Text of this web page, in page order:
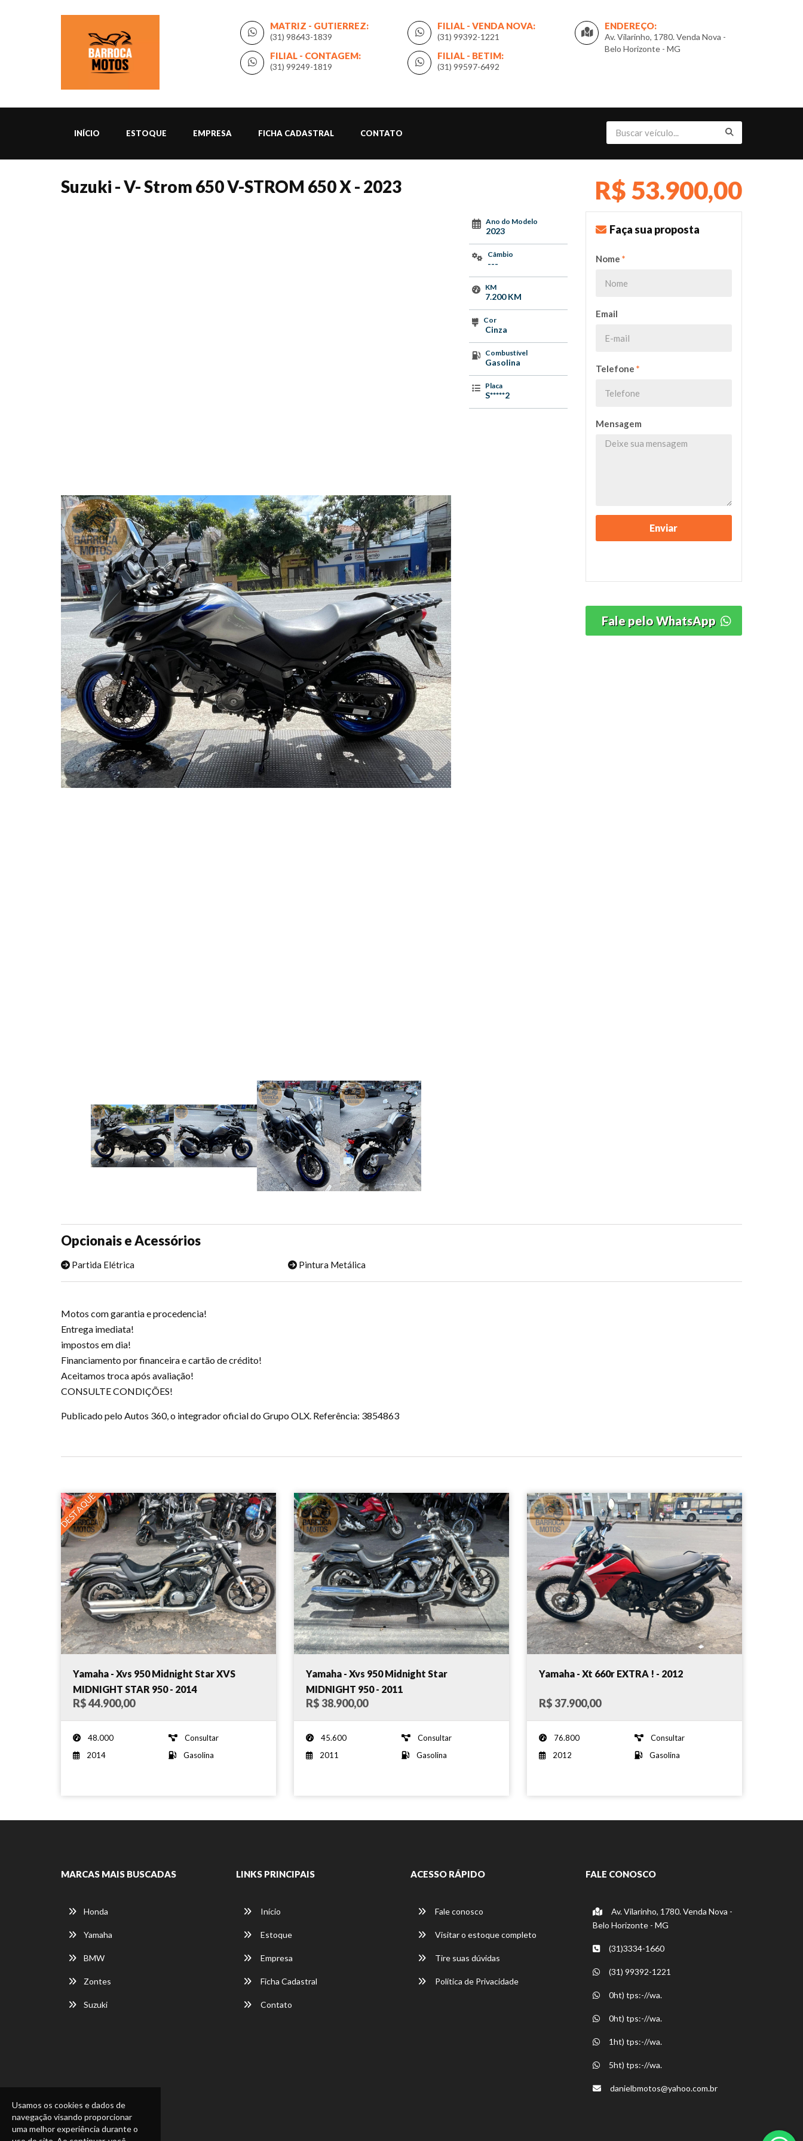
Usamos os cookies e dados de
navegação visando proporcionar
uma melhor experiência durante o
ENDEREÇO:
Av. Vilarinho, 1780. Venda Nova -
Belo Horizonte - MG
FILIAL - VENDA NOVA:
(31) 99392-1221
MATRIZ - GUTIERREZ:
(31) 98643-1839
FILIAL - BETIM:
(31) 99597-6492
FILIAL - CONTAGEM:
(31) 99249-1819
INÍCIO ESTOQUE EMPRESA FICHA CADASTRAL CONTATO
Suzuki - V- Strom 650 V-STROM 650 X - 2023 R$ 53.900,00
Ano do Modelo
2023
Câmbio
---
KM
7.200 KM
Cor
Cinza
Combustível
Gasolina
Placa
S*****2
Faça sua proposta
Nome *
Email
Telefone *
Mensagem
Fale pelo WhatsApp
Opcionais e Acessórios
Partida Elétrica Pintura Metálica
Motos com garantia e procedencia!
Entrega imediata!
impostos em dia!
Financiamento por financeira e cartão de crédito!
Aceitamos troca após avaliação!
CONSULTE CONDIÇÕES!
Publicado pelo Autos 360, o integrador oficial do Grupo OLX. Referência: 3854863
DESTAQUE
Yamaha - Xvs 950 Midnight Star XVS
MIDNIGHT STAR 950 - 2014
R$ 44.900,00
48.000
Consultar
2014
Gasolina
Yamaha - Xvs 950 Midnight Star
MIDNIGHT 950 - 2011
R$ 38.900,00
45.600
Consultar
2011
Gasolina
Yamaha - Xt 660r EXTRA ! - 2012
R$ 37.900,00
76.800
Consultar
2012
Gasolina
MARCAS MAIS BUSCADAS
Honda
Yamaha
BMW
Zontes
Suzuki
LINKS PRINCIPAIS
Início
Estoque
Empresa
Ficha Cadastral
Contato
ACESSO RÁPIDO
Fale conosco
Visitar o estoque completo
Tire suas dúvidas
Política de Privacidade
FALE CONOSCO
Av. Vilarinho, 1780. Venda Nova -
Belo Horizonte - MG
(31)3334-1660
(31) 99392-1221
0ht) tps:-//wa.
0ht) tps:-//wa.
1ht) tps:-//wa.
5ht) tps:-//wa.
danielbmotos@yahoo.com.br